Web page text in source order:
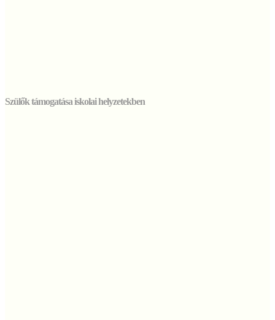
Szülők támogatása iskolai helyzetekben